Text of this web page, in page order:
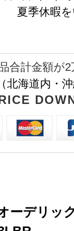
夏季休暇
合計金額が
（北海道内・
ーデリッ